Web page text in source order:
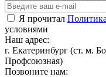
Я прочитал
условиями
Наш адрес:
г. Екатеринбург (ст. м.
Профсоюзная)
Позвоните нам: